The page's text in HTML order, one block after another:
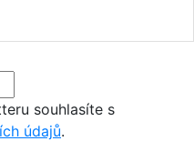
souhlasíte s
údajů.